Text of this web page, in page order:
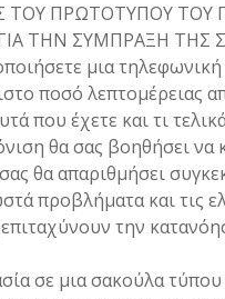
ΤΟΥ ΠΡΩΤΟΤΥΠΟΥ
ΤΗΝ ΣΥΜΠΡΑΞΗ ΤΗΣ
μια
ποσό λεπτομέρειας
που έχετε και τι
θα σας βοηθήσει να
θα απαριθμήσει
προβλήματα και τις
την
σε μια σακούλα τύπου